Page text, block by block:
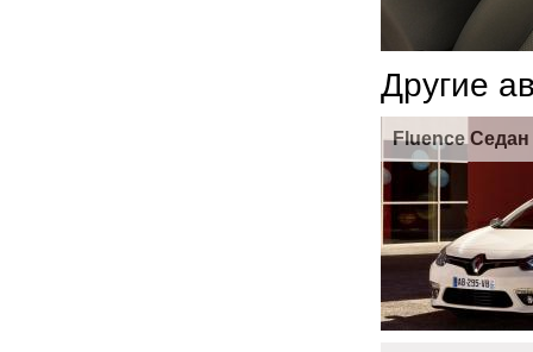
Другие
Fluence Седан